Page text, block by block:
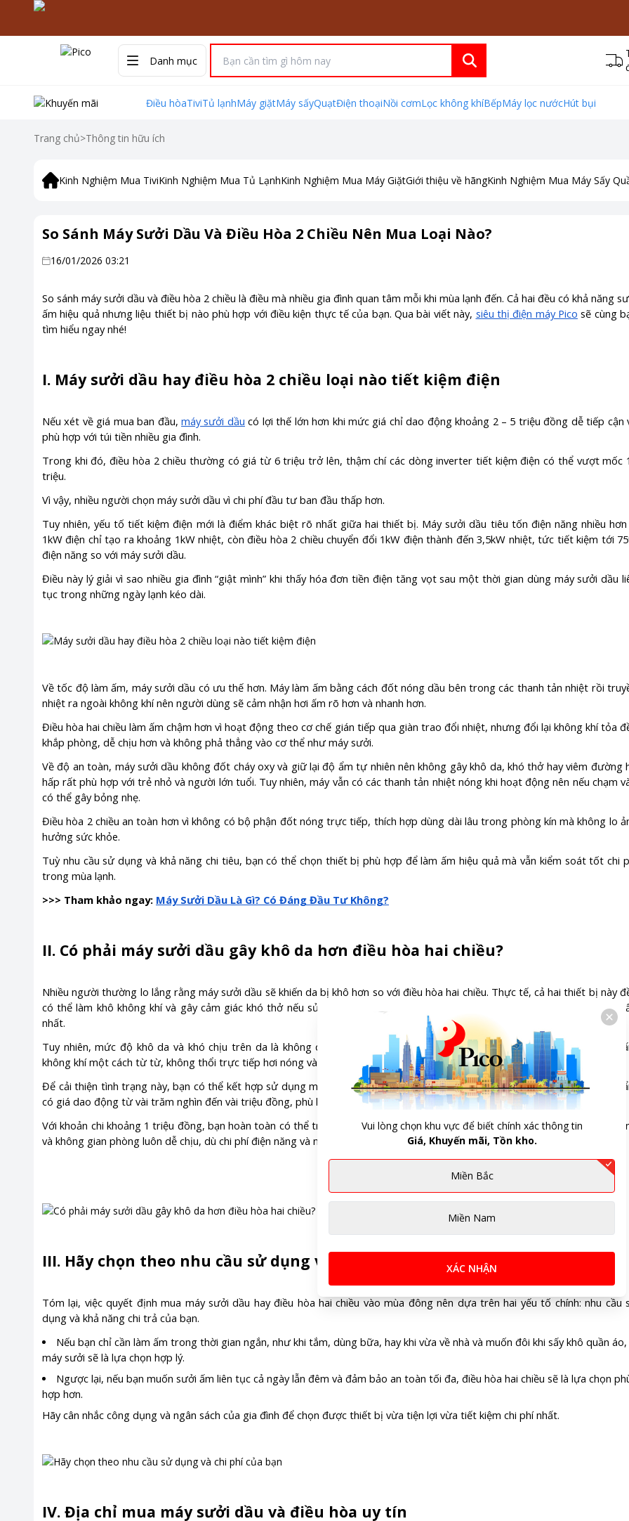
Danh mục
Điều hòaTiviTủ lạnhMáy giặtMáy sấyQuạtĐiện thoạiNồi cơmLọc không khíBếpMáy lọc nướcHút bụi
Trang chủ>Thông tin hữu ích
Kinh Nghiệm Mua TiviKinh Nghiệm Mua Tủ LạnhKinh Nghiệm Mua Máy GiặtGiới thiệu về hãngKinh Nghiệm Mua Máy Sấy
So Sánh Máy Sưởi Dầu Và Điều Hòa 2 Chiều Nên Mua Loại Nào?
16/01/2026 03:21
So sánh máy sưởi dầu và điều hòa 2 chiều là điều mà nhiều gia đình quan tâm mỗi khi mùa lạnh đến. Cả hai đều có khả năng
ấm hiệu quả nhưng liệu thiết bị nào phù hợp với điều kiện thực tế của bạn. Qua bài viết này, siêu thị điện máy Pico sẽ cùng
tìm hiểu ngay nhé!
I. Máy sưởi dầu hay điều hòa 2 chiều loại nào tiết kiệm điện
Nếu xét về giá mua ban đầu,máy sưởi dầu có lợi thế lớn hơn khi mức giá chỉ dao động khoảng 2 – 5 triệu đồng dễ tiếp cận
phù hợp với túi tiền nhiều gia đình.
Trong khi đó, điều hòa 2 chiều thường có giá từ 6 triệu trở lên, thậm chí các dòng inverter tiết kiệm điện có thể vượt mốc
triệu.
Vì vậy, nhiều người chọn máy sưởi dầu vì chi phí đầu tư ban đầu thấp hơn.
Tuy nhiên, yếu tố tiết kiệm điện mới là điểm khác biệt rõ nhất giữa hai thiết bị. Máy sưởi dầu tiêu tốn điện năng nhiều hơn
1kW điện chỉ tạo ra khoảng 1kW nhiệt, còn điều hòa 2 chiều chuyển đổi 1kW điện thành đến 3,5kW nhiệt, tức tiết kiệm tới
điện năng so với máy sưởi dầu.
Điều này lý giải vì sao nhiều gia đình “giật mình” khi thấy hóa đơn tiền điện tăng vọt sau một thời gian dùng máy sưởi dầu
tục trong những ngày lạnh kéo dài.
Về tốc độ làm ấm, máy sưởi dầu có ưu thế hơn. Máy làm ấm bằng cách đốt nóng dầu bên trong các thanh tản nhiệt rồi
nhiệt ra ngoài không khí nên người dùng sẽ cảm nhận hơi ấm rõ hơn và nhanh hơn.
Điều hòa hai chiều làm ấm chậm hơn vì hoạt động theo cơ chế gián tiếp qua giàn trao đổi nhiệt, nhưng đổi lại không khí tỏa
khắp phòng, dễ chịu hơn và không phả thẳng vào cơ thể như máy sưởi.
Về độ an toàn, máy sưởi dầu không đốt cháy oxy và giữ lại độ ẩm tự nhiên nên không gây khô da, khó thở hay viêm đường
hấp rất phù hợp với trẻ nhỏ và người lớn tuổi. Tuy nhiên, máy vẫn có các thanh tản nhiệt nóng khi hoạt động nên nếu chạm
có thể gây bỏng nhẹ.
Điều hòa 2 chiều an toàn hơn vì không có bộ phận đốt nóng trực tiếp, thích hợp dùng dài lâu trong phòng kín mà không lo
hưởng sức khỏe.
Tuỳ nhu cầu sử dụng và khả năng chi tiêu, bạn có thể chọn thiết bị phù hợp để làm ấm hiệu quả mà vẫn kiểm soát tốt chi
trong mùa lạnh.
>>> Tham khảo ngay: Máy Sưởi Dầu Là Gì? Có Đáng Đầu Tư Không?
II. Có phải máy sưởi dầu gây khô da hơn điều hòa hai chiều?
Nhiều người thường lo lắng rằng máy sưởi dầu sẽ khiến da bị khô hơn so với điều hòa hai chiều. Thực tế, cả hai thiết bị này
có thể làm khô không khí và gây cảm giác khó thở nếu sử dụng trong thời gian dài, đặc biệt vào ban đêm lúc nhiệt độ
nhất.
Tuy nhiên, mức độ khô da và khó chịu trên da là không quá nghiêm trọng, bởi máy sưởi dầu và điều hòa hai chiều làm
không khí một cách từ từ, không thổi trực tiếp hơi nóng vào cơ thể.
Để cải thiện tình trạng này, bạn có thể kết hợp sử dụng máy làm ẩm không khí. Trên thị trường hiện nay, các loại máy tạo
có giá dao động từ vài trăm nghìn đến vài triệu đồng, phù hợp với nhu cầu sử dụng gia đình.
Với khoản chi khoảng 1 triệu đồng, bạn hoàn toàn có thể trang bị vừa máy sưởi vừa máy tạo ẩm, giúp duy trì làn da mịn
và không gian phòng luôn dễ chịu, dù chi phí điện năng và những bất tiện đi kèm vẫn cần cân nhắc khi sử dụng liên tục.
III. Hãy chọn theo nhu cầu sử dụng và chi phí của bạn
Tóm lại, việc quyết định mua máy sưởi dầu hay điều hòa hai chiều vào mùa đông nên dựa trên hai yếu tố chính: nhu cầu
dụng và khả năng chi trả của bạn.
Nếu bạn chỉ cần làm ấm trong thời gian ngắn, như khi tắm, dùng bữa, hay khi vừa về nhà và muốn đôi khi sấy khô quần áo,
máy sưởi sẽ là lựa chọn hợp lý.
Ngược lại, nếu bạn muốn sưởi ấm liên tục cả ngày lẫn đêm và đảm bảo an toàn tối đa, điều hòa hai chiều sẽ là lựa chọn
hợp hơn.
Hãy cân nhắc công dụng và ngân sách của gia đình để chọn được thiết bị vừa tiện lợi vừa tiết kiệm chi phí nhất.
IV. Địa chỉ mua máy sưởi dầu và điều hòa uy tín
Vui lòng chọn khu vực để biết chính xác thông tin
Giá, Khuyến mãi, Tồn kho.
Miền Bắc
Miền Nam
XÁC NHẬN